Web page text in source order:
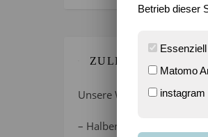
ZULETZT
Unsere Wochenlieblinge
– Halber Alltag ist zurück
Betrieb dieser
Essenziell
Matomo
instagram